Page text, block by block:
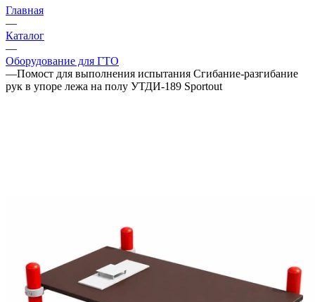
Главная
—
Каталог
—
Оборудование для ГТО
—Помост для выполнения испытания Сгибание-разгибание
рук в упоре лежа на полу УТДИ-189 Sportout